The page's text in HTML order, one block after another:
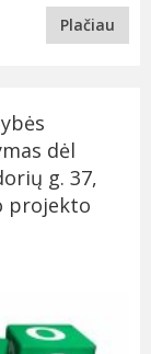
Plačiau
dėl
g. 37,
projekto